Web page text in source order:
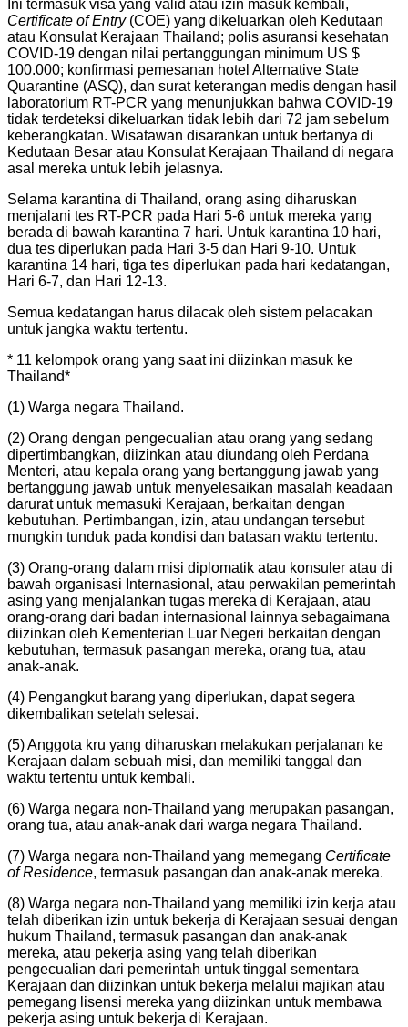
Ini termasuk visa yang valid atau izin masuk kembali,
Certificate of Entry(COE) yang dikeluarkan oleh Kedutaan
atau Konsulat Kerajaan Thailand; polis asuransi kesehatan
COVID-19 dengan nilai pertanggungan minimum US $
100.000; konfirmasi pemesanan hotel Alternative State
Quarantine (ASQ), dan surat keterangan medis dengan hasil
laboratorium RT-PCR yang menunjukkan bahwa COVID-19
tidak terdeteksi dikeluarkan tidak lebih dari 72 jam sebelum
keberangkatan. Wisatawan disarankan untuk bertanya di
Kedutaan Besar atau Konsulat Kerajaan Thailand di negara
asal mereka untuk lebih jelasnya.
Selama karantina di Thailand, orang asing diharuskan
menjalani tes RT-PCR pada Hari 5-6 untuk mereka yang
berada di bawah karantina 7 hari. Untuk karantina 10 hari,
dua tes diperlukan pada Hari 3-5 dan Hari 9-10. Untuk
karantina 14 hari, tiga tes diperlukan pada hari kedatangan,
Hari 6-7, dan Hari 12-13.
Semua kedatangan harus dilacak oleh sistem pelacakan
untuk jangka waktu tertentu.
* 11 kelompok orang yang saat ini diizinkan masuk ke
Thailand*
(1) Warga negara Thailand.
(2) Orang dengan pengecualian atau orang yang sedang
dipertimbangkan, diizinkan atau diundang oleh Perdana
Menteri, atau kepala orang yang bertanggung jawab yang
bertanggung jawab untuk menyelesaikan masalah keadaan
darurat untuk memasuki Kerajaan, berkaitan dengan
kebutuhan. Pertimbangan, izin, atau undangan tersebut
mungkin tunduk pada kondisi dan batasan waktu tertentu.
(3) Orang-orang dalam misi diplomatik atau konsuler atau di
bawah organisasi Internasional, atau perwakilan pemerintah
asing yang menjalankan tugas mereka di Kerajaan, atau
orang-orang dari badan internasional lainnya sebagaimana
diizinkan oleh Kementerian Luar Negeri berkaitan dengan
kebutuhan, termasuk pasangan mereka, orang tua, atau
anak-anak.
(4) Pengangkut barang yang diperlukan, dapat segera
dikembalikan setelah selesai.
(5) Anggota kru yang diharuskan melakukan perjalanan ke
Kerajaan dalam sebuah misi, dan memiliki tanggal dan
waktu tertentu untuk kembali.
(6) Warga negara non-Thailand yang merupakan pasangan,
orang tua, atau anak-anak dari warga negara Thailand.
(7) Warga negara non-Thailand yang memegang Certificate
of Residence, termasuk pasangan dan anak-anak mereka.
(8) Warga negara non-Thailand yang memiliki izin kerja atau
telah diberikan izin untuk bekerja di Kerajaan sesuai dengan
hukum Thailand, termasuk pasangan dan anak-anak
mereka, atau pekerja asing yang telah diberikan
pengecualian dari pemerintah untuk tinggal sementara
Kerajaan dan diizinkan untuk bekerja melalui majikan atau
pemegang lisensi mereka yang diizinkan untuk membawa
pekerja asing untuk bekerja di Kerajaan.